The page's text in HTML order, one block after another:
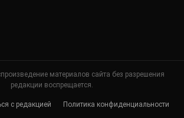
материалов сайта без разрешения
редакции воспрещается.
с редакцией Политика конфиденциальности